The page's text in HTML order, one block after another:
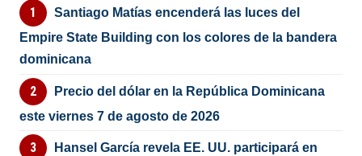
Santiago Matías encenderá las luces del
Empire State Building con los colores de la bandera
dominicana
Precio del dólar en la República Dominicana
este viernes 7 de agosto de 2026
Hansel García revela EE. UU. participará en